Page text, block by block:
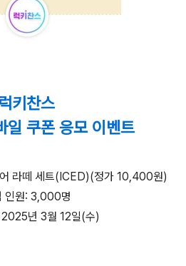
럭키찬스
일 쿠폰 응모 이벤트
라떼 세트(ICED)(정가 10,400원)
인원: 3,000명
2025년 3월 12일(수)